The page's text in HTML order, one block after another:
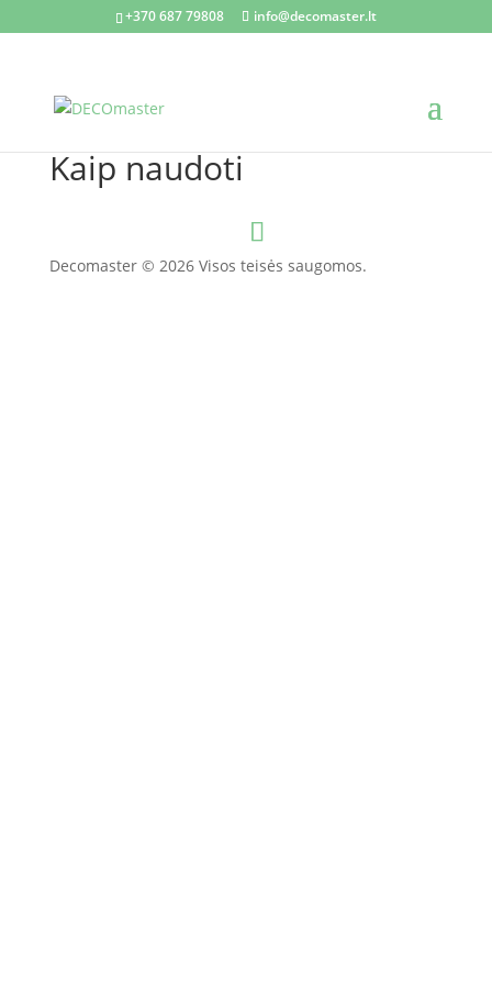
+370 687 79808 info@decomaster.lt
Kaip naudoti
Decomaster © 2026 Visos teisės saugomos.